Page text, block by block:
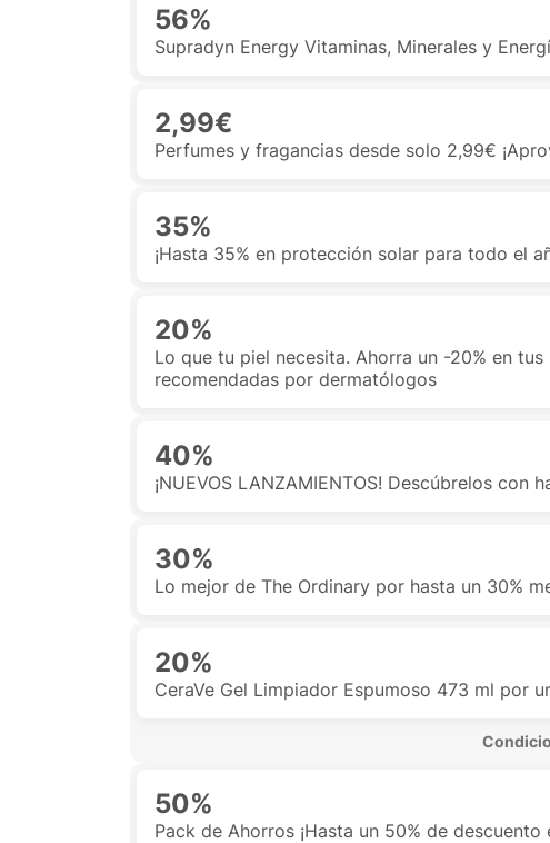
56%
Supradyn Energy Vitaminas, Minerales y
2,99€
Perfumes y fragancias desde solo 2,99€
35%
¡Hasta 35% en protección solar para todo el
20%
Lo que tu piel necesita. Ahorra un -20% en
recomendadas por dermatólogos
40%
¡NUEVOS LANZAMIENTOS! Descúbrelos con
30%
Lo mejor de The Ordinary por hasta un 30%
20%
CeraVe Gel Limpiador Espumoso 473 ml por
50%
Pack de Ahorros ¡Hasta un 50% de descuento